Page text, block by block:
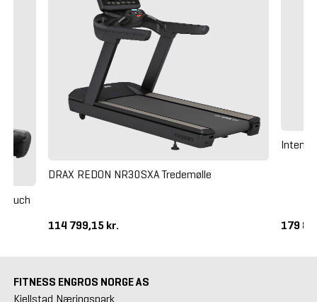
DRAX REDON NR30SXA Tredemølle
114 799,15 kr. 179
FITNESS ENGROS NORGE AS
Kjellstad Næringspark